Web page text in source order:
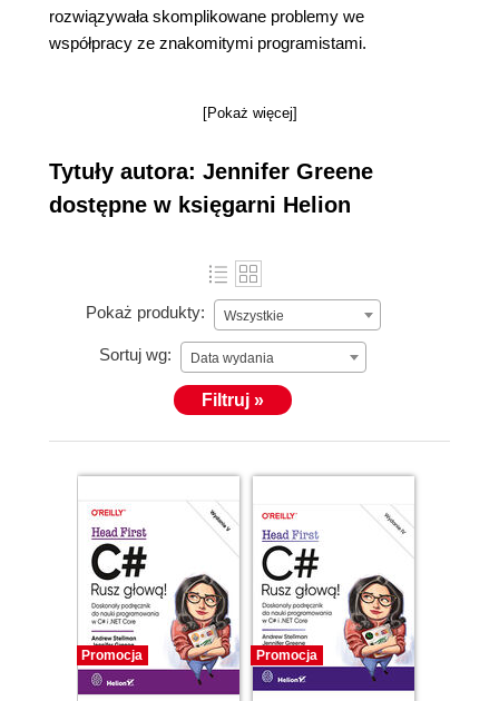
rozwiązywała skomplikowane problemy we
współpracy ze znakomitymi programistami.
[Pokaż więcej]
Tytuły autora: Jennifer Greene
dostępne w księgarni Helion
Pokaż produkty: Wszystkie
Sortuj wg: Data wydania
Filtruj »
Promocja Promocja